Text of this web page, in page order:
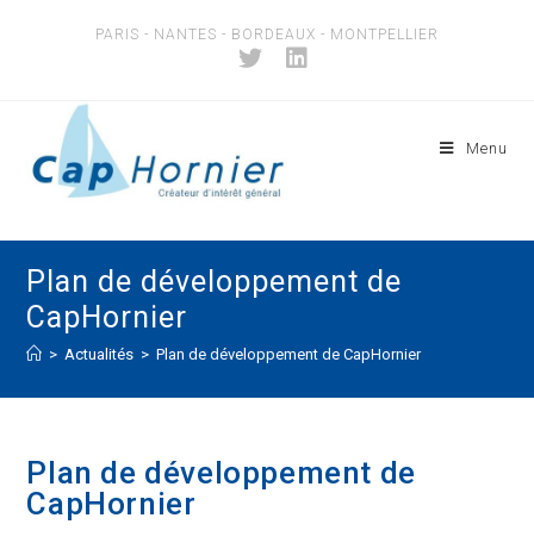
PARIS - NANTES - BORDEAUX - MONTPELLIER
Menu
Plan de développement de
CapHornier
> Actualités > Plan de développement de CapHornier
Plan de développement de
CapHornier